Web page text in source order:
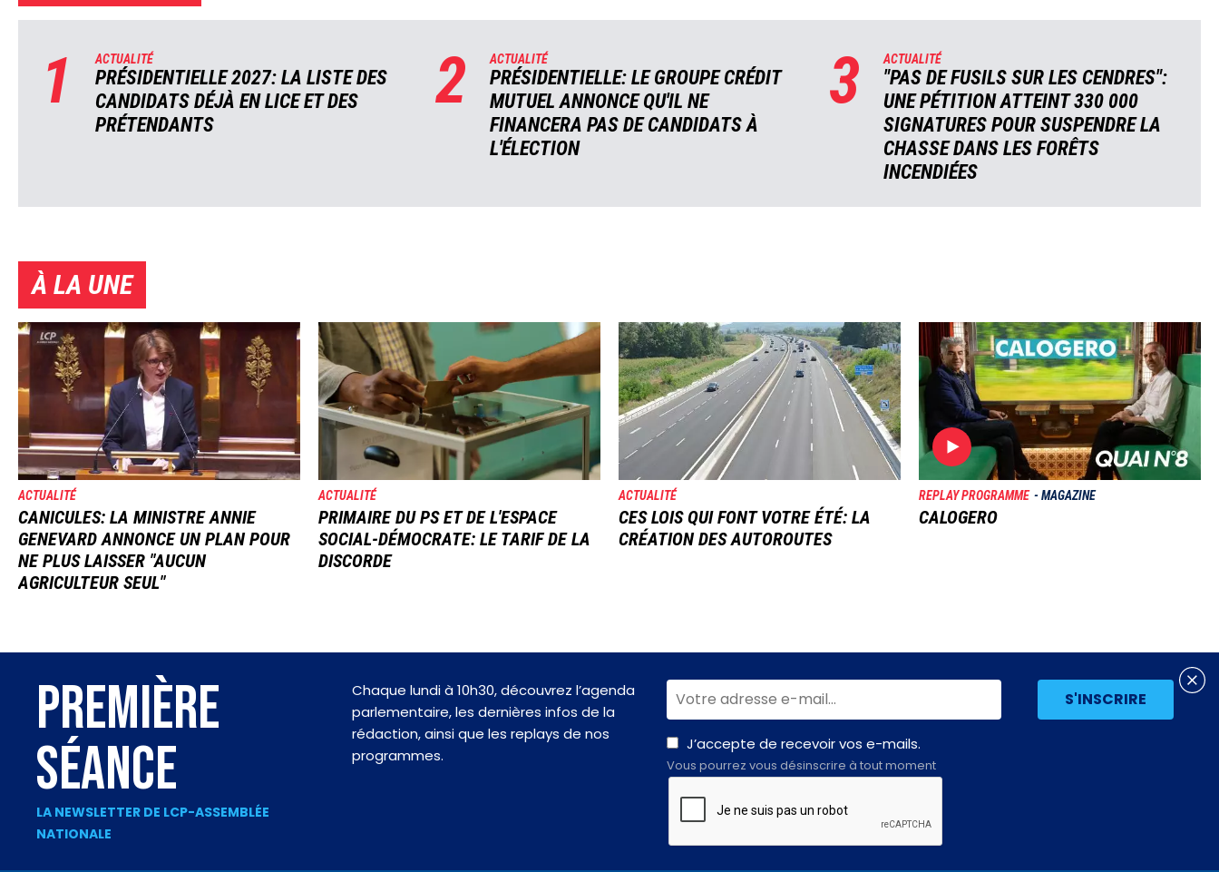
1 ACTUALITÉ
PRÉSIDENTIELLE 2027: LA LISTE DES
CANDIDATS DÉJÀ EN LICE ET DES
PRÉTENDANTS
2 ACTUALITÉ
PRÉSIDENTIELLE: LE GROUPE CRÉDIT
MUTUEL ANNONCE QU'IL NE
FINANCERA PAS DE CANDIDATS À
L'ÉLECTION
3 ACTUALITÉ
"PAS DE FUSILS SUR LES CENDRES":
UNE PÉTITION ATTEINT 330 000
SIGNATURES POUR SUSPENDRE LA
CHASSE DANS LES FORÊTS
INCENDIÉES
À LA UNE
Image
ACTUALITÉ
CANICULES: LA MINISTRE ANNIE
GENEVARD ANNONCE UN PLAN POUR
NE PLUS LAISSER "AUCUN
AGRICULTEUR SEUL"
Image
ACTUALITÉ
PRIMAIRE DU PS ET DE L'ESPACE
SOCIAL-DÉMOCRATE: LE TARIF DE LA
DISCORDE
Image
ACTUALITÉ
CES LOIS QUI FONT VOTRE ÉTÉ: LA
CRÉATION DES AUTOROUTES
Image
REPLAY PROGRAMME MAGAZINE
CALOGERO
PREMIÈRE
SÉANCE
LA NEWSLETTER DE LCP-ASSEMBLÉE
NATIONALE
Chaque lundi à 10h30, découvrez l’agenda
parlementaire, les dernières infos de la
rédaction, ainsi que les replays de nos
programmes.
J’accepte de recevoir vos e-mails.
Vous pourrez vous désinscrire à tout moment